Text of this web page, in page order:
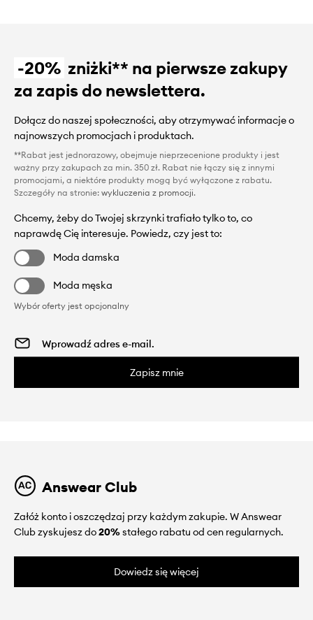
-20% zniżki** na pierwsze zakupy
za zapis do newslettera.
Dołącz do naszej społeczności, aby otrzymywać informacje o
najnowszych promocjach i produktach.
**Rabat jest jednorazowy, obejmuje nieprzecenione produkty i jest
ważny przy zakupach za min. 350 zł. Rabat nie łączy się z innymi
promocjami, a niektóre produkty mogą być wyłączone z rabatu.
Szczegóły na stronie: wykluczenia z promocji.
Chcemy, żeby do Twojej skrzynki trafiało tylko to, co
naprawdę Cię interesuje. Powiedz, czy jest to:
Moda damska
Moda męska
Wybór oferty jest opcjonalny
Zapisz mnie
Answear Club
Załóż konto i oszczędzaj przy każdym zakupie. W Answear
Club zyskujesz do20%stałego rabatu od cen regularnych.
Dowiedz się więcej